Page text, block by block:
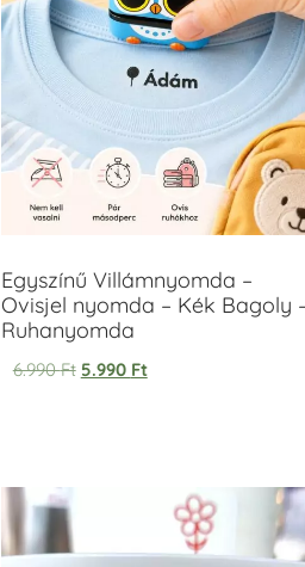
Egyszínű Villámnyomda –
Ovisjel nyomda – Kék Bagoly
Ruhanyomda
6.990Ft 5.990 Ft